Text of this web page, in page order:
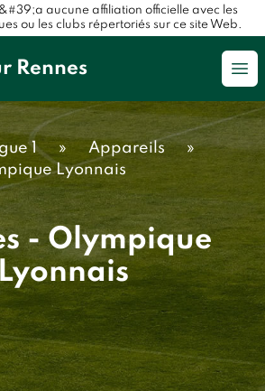
aucune affiliation officielle avec les
ou les clubs répertoriés sur ce site Web.
Rennes
1 » Appareils
»
Lyonnais
- Olympique